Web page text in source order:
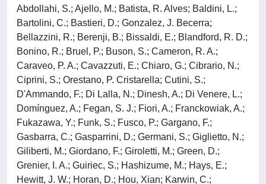
Abdollahi, S.; Ajello, M.; Batista, R. Alves; Baldini, L.;
Bartolini, C.; Bastieri, D.; Gonzalez, J. Becerra;
Bellazzini, R.; Berenji, B.; Bissaldi, E.; Blandford, R. D.;
Bonino, R.; Bruel, P.; Buson, S.; Cameron, R. A.;
Caraveo, P. A.; Cavazzuti, E.; Chiaro, G.; Cibrario, N.;
Ciprini, S.; Orestano, P. Cristarella; Cutini, S.;
D'Ammando, F.; Di Lalla, N.; Dinesh, A.; Di Venere, L.;
Domínguez, A.; Fegan, S. J.; Fiori, A.; Franckowiak, A.;
Fukazawa, Y.; Funk, S.; Fusco, P.; Gargano, F.;
Gasbarra, C.; Gasparrini, D.; Germani, S.; Giglietto, N.;
Giliberti, M.; Giordano, F.; Giroletti, M.; Green, D.;
Grenier, I. A.; Guiriec, S.; Hashizume, M.; Hays, E.;
Hewitt, J. W.; Horan, D.; Hou, Xian; Karwin, C.;